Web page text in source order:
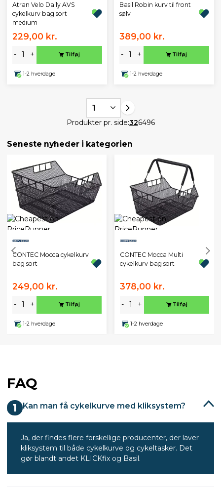
Atran Velo Daily AVS
cykelkurv bag sort
medium
229,00 kr.
- + Tilføj
1-2 hverdage
Basil Robin kurv til front
sølv
389,00 kr.
- + Tilføj
1-2 hverdage
1
Produkter pr. side:326496
Seneste nyheder i kategorien
CONTEC Mocca cykelkurv
bag sort
249,00 kr.
- + Tilføj
1-2 hverdage
CONTEC Mocca Multi
cykelkurv bag sort
378,00 kr.
- + Tilføj
1-2 hverdage
FAQ
1 Kan man få cykelkurve med kliksystem?
Ja, der findes flere forskellige producenter, der laver
kliksystem til både cykelkurve og cykeltasker. Det
gør blandt andet KLICKfix og Basil.